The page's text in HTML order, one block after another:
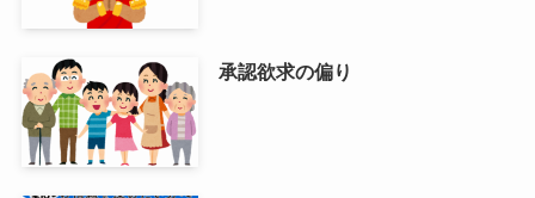
承認欲求の偏り